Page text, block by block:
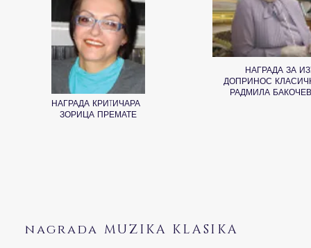
НАГРАДА ЗА
ДОПРИНОС
РАДМИЛА
НАГРАДА КРИTИЧАРА
ЗОРИЦА ПРЕМАТЕ
nagrada MUZIKA KLASIKA